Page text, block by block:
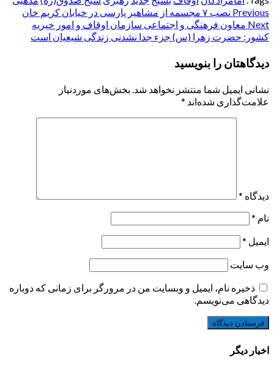
Post
navigation
Previous نصب ۷ مجسمه از مشاهیر پارسی در خیابان کریم خان
Next معاون فرهنگی و اجتماعی سازمان اوقاف و امور خیریه
کشور: حضرت زهرا (س) جزء جدا نشدنی زندگی شیعیان است
دیدگاهتان را بنویسید
نشانی ایمیل شما منتشر نخواهد شد. بخش‌های موردنیاز
علامت‌گذاری شده‌اند *
دیدگاه *
نام *
ایمیل *
وب‌ سایت
ذخیره نام، ایمیل و وبسایت من در مرورگر برای زمانی که دوباره
دیدگاهی می‌نویسم.
اخبار دیگر